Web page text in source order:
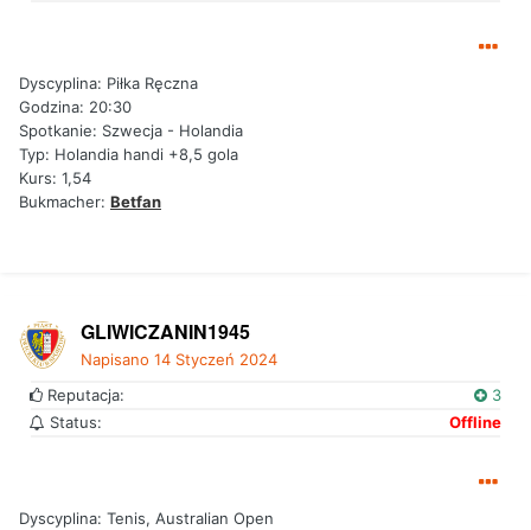
Dyscyplina: Piłka Ręczna
Godzina: 20:30
Spotkanie: Szwecja - Holandia
Typ: Holandia handi +8,5 gola
Kurs: 1,54
Bukmacher: Betfan
GLIWICZANIN1945
Napisano 14 Styczeń 2024
Reputacja:
3
Status:
Offline
Dyscyplina: Tenis, Australian Open